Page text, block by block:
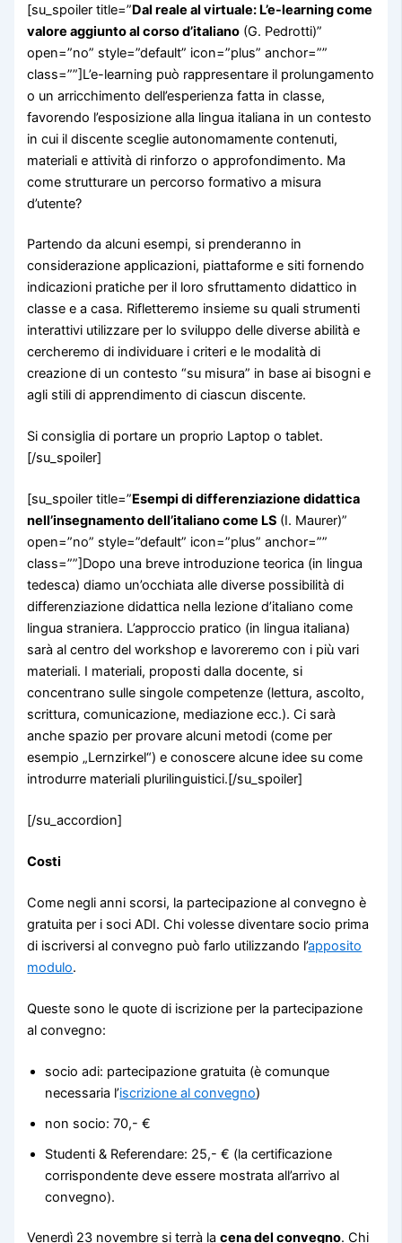
[su_spoiler title=”Dal reale al virtuale: L’e-learning come
valore aggiunto al corso d’italiano (G. Pedrotti)”
open=”no” style=”default” icon=”plus” anchor=””
class=””]L’e-learning può rappresentare il prolungamento
o un arricchimento dell’esperienza fatta in classe,
favorendo l’esposizione alla lingua italiana in un contesto
in cui il discente sceglie autonomamente contenuti,
materiali e attività di rinforzo o approfondimento. Ma
come strutturare un percorso formativo a misura
d’utente?
Partendo da alcuni esempi, si prenderanno in
considerazione applicazioni, piattaforme e siti fornendo
indicazioni pratiche per il loro sfruttamento didattico in
classe e a casa. Rifletteremo insieme su quali strumenti
interattivi utilizzare per lo sviluppo delle diverse abilità e
cercheremo di individuare i criteri e le modalità di
creazione di un contesto “su misura” in base ai bisogni e
agli stili di apprendimento di ciascun discente.
Si consiglia di portare un proprio Laptop o tablet.
[/su_spoiler]
[su_spoiler title=”Esempi di differenziazione didattica
nell’insegnamento dell’italiano come LS (I. Maurer)”
open=”no” style=”default” icon=”plus” anchor=””
class=””]Dopo una breve introduzione teorica (in lingua
tedesca) diamo un’occhiata alle diverse possibilità di
differenziazione didattica nella lezione d’italiano come
lingua straniera. L’approccio pratico (in lingua italiana)
sarà al centro del workshop e lavoreremo con i più vari
materiali. I materiali, proposti dalla docente, si
concentrano sulle singole competenze (lettura, ascolto,
scrittura, comunicazione, mediazione ecc.). Ci sarà
anche spazio per provare alcuni metodi (come per
esempio „Lernzirkel“) e conoscere alcune idee su come
introdurre materiali plurilinguistici.[/su_spoiler]
[/su_accordion]
Costi
Come negli anni scorsi, la partecipazione al convegno è
gratuita per i soci ADI. Chi volesse diventare socio prima
di iscriversi al convegno può farlo utilizzando l’apposito
modulo.
Queste sono le quote di iscrizione per la partecipazione
al convegno:
socio adi: partecipazione gratuita (è comunque
necessaria l’iscrizione al convegno)
non socio: 70,- €
Studenti & Referendare: 25,- € (la certificazione
corrispondente deve essere mostrata all’arrivo al
convegno).
Venerdì 23 novembre si terrà lacena del convegno. Chi